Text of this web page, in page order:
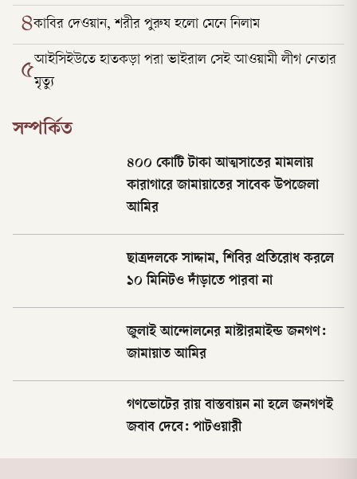
৪কাবির দেওয়ান, শরীর পুরুষ হলো মেনে নিলাম
৫আইসিইউতে হাতকড়া পরা ভাইরাল সেই আওয়ামী লীগ নেতার
মৃত্যু
সম্পর্কিত
৪০০ কোটি টাকা আত্মসাতের মামলায়
কারাগারে জামায়াতের সাবেক উপজেলা
আমির
ছাত্রদলকে সাদ্দাম, শিবির প্রতিরোধ করলে
১০ মিনিটও দাঁড়াতে পারবা না
জুলাই আন্দোলনের মাস্টারমাইন্ড জনগণ:
জামায়াত আমির
গণভোটের রায় বাস্তবায়ন না হলে জনগণই
জবাব দেবে: পাটওয়ারী